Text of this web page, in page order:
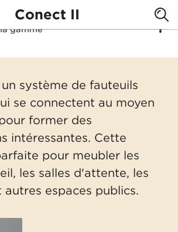
Conect II
gamme
système de fauteuils
se connectent au moyen
former des
intéressantes. Cette
pour meubler les
les salles d'attente, les
autres espaces publics.​